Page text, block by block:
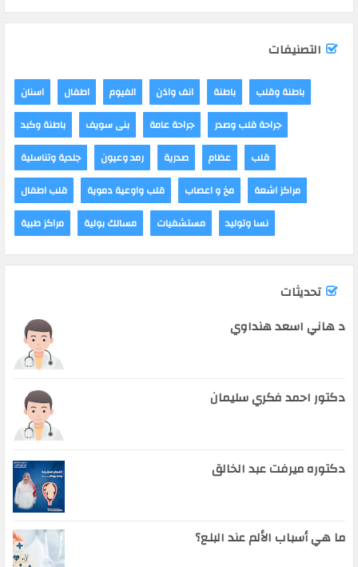
التصنيفات
اسنان اطفال الفيوم انف واذن باطنة
باطنة وقلب
باطنة وكبد
بنى سويف جراحة عامة
جراحة قلب وصدر
جلدية وتناسلية
رمد وعيون صدرية عظام
قلب
قلب اطفال
قلب واوعية دموية مخ و اعصاب
مراكز اشعة
مراكز طبية
مسالك بولية مستشفيات نسا وتوليد
تحديثات
د هاني اسعد هنداوي
دكتور احمد فكري سليمان
دكتوره ميرفت عبد الخالق
ما هي أسباب الألم عند البلع؟